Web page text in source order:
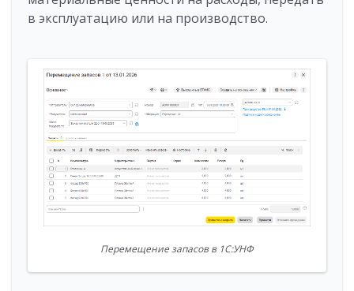
в эксплуатацию или на производство.
Перемещение запасов в 1С:УНФ